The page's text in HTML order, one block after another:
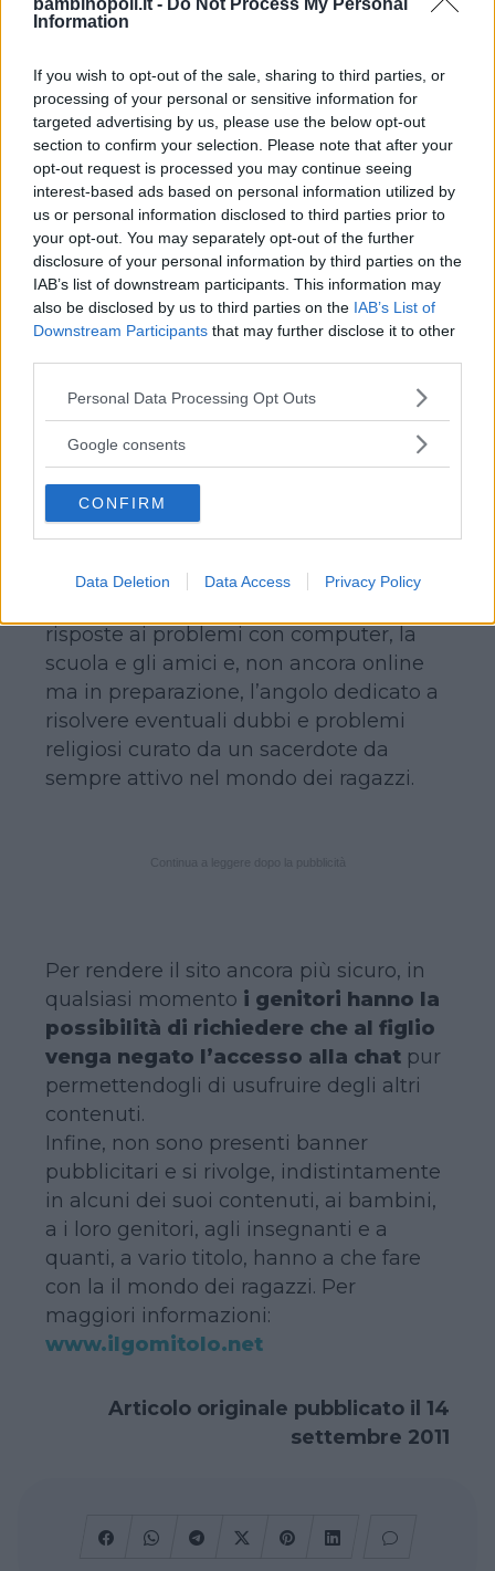
bambinopoli.it - Do Not Process My Personal
Information
If you wish to opt-out of the sale, sharing to third parties, or
processing of your personal or sensitive information for
targeted advertising by us, please use the below opt-out
section to confirm your selection. Please note that after your
opt-out request is processed you may continue seeing
interest-based ads based on personal information utilized by
us or personal information disclosed to third parties prior to
your opt-out. You may separately opt-out of the further
disclosure of your personal information by third parties on the
IAB’s list of downstream participants. This information may
also be disclosed by us to third parties on the IAB’s List of
Downstream Participants that may further disclose it to other
Please note that this website/app uses one or more Google
not limited to your visit or usage behaviour. You may click to
use your data for below specified purposes in below Google
consent section.
Personal Data Processing Opt Outs
Google consents
CONFIRM
Data Deletion Data Access Privacy Policy
UN SITO SICURO
Il Gomitoloè un sito sicuro dove i
bambini possono navigare senza
problemi dal momento che la
pubblicazione di qualsiasi contenuto
viene ogni volta verificata prima della
pubblicazione e tutti i servizi offerti sono
pre-moderati. Tra questi:
Forum, bacheca, sondaggi proposti
dagli utenti, profili, amicizie, regali
virtuali, una sezione da colorare e una
multimediali…
Ci sono, poi, uno spazio favole e racconti
e uno fatto con interviste e news,
entrambi aperti al contributo dei piccoli
utenti che, in questo modo, non saranno
notizie.
risposte ai problemi con computer, la
scuola e gli amici e, non ancora online
ma in preparazione, l’angolo dedicato a
risolvere eventuali dubbi e problemi
religiosi curato da un sacerdote da
sempre attivo nel mondo dei ragazzi.
Per rendere il sito ancora più sicuro, in
qualsiasi momento i genitori hanno la
possibilità di richiedere che al figlio
venga negato l’accesso alla chatpur
permettendogli di usufruire degli altri
contenuti.
Infine, non sono presenti banner
pubblicitari e si rivolge, indistintamente
in alcuni dei suoi contenuti, ai bambini,
a i loro genitori, agli insegnanti e a
quanti, a vario titolo, hanno a che fare
con la il mondo dei ragazzi. Per
maggiori informazioni:
www.ilgomitolo.net
Articolo originale pubblicato il 14
settembre 2011